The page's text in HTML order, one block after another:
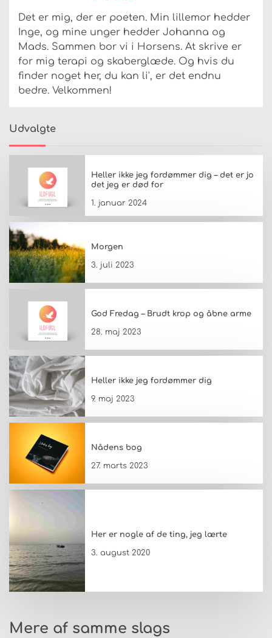
Det er mig, der er poeten. Min lillemor hedder
Inge, og mine unger hedder Johanna og
Mads. Sammen bor vi i Horsens. At skrive er
for mig terapi og skaberglæde. Og hvis du
finder noget her, du kan li', er det endnu
bedre. Velkommen!
Udvalgte
Heller ikke jeg fordømmer dig – det er jo
det jeg er død for
1. januar 2024
Morgen
3. juli 2023
God Fredag – Brudt krop og åbne arme
28. maj 2023
Heller ikke jeg fordømmer dig
9. maj 2023
Nådens bog
27. marts 2023
Her er nogle af de ting, jeg lærte
3. august 2020
Mere af samme slags